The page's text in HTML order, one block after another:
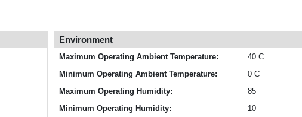
Environment
Maximum Operating Ambient Temperature:
40 C
Minimum Operating Ambient Temperature:
0 C
Maximum Operating Humidity:
85
Minimum Operating Humidity:
10